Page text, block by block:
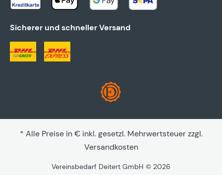
Sicherer und schneller Versand
* Alle Preise in € inkl. gesetzl. Mehrwertsteuer zzgl.
Versandkosten
Vereinsbedarf Deitert GmbH © 2026